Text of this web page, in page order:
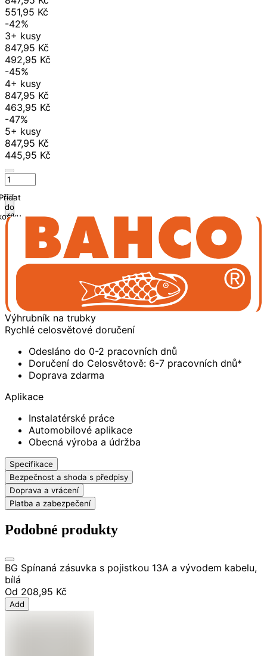
551,95 Kč
-42%
3+ kusy
847,95 Kč
492,95 Kč
-45%
4+ kusy
847,95 Kč
463,95 Kč
-47%
5+ kusy
847,95 Kč
445,95 Kč
do
Výhrubník na trubky
Rychlé celosvětové doručení
Odesláno do 0-2 pracovních dnů
Doručení do Celosvětově: 6-7 pracovních dnů*
Doprava zdarma
Aplikace
Instalatérské práce
Automobilové aplikace
Obecná výroba a údržba
Specifikace
Bezpečnost a shoda s předpisy
Doprava a vrácení
Platba a zabezpečení
Podobné produkty
BG Spínaná zásuvka s pojistkou 13A a vývodem kabelu,
bílá
Od 208,95 Kč
Add